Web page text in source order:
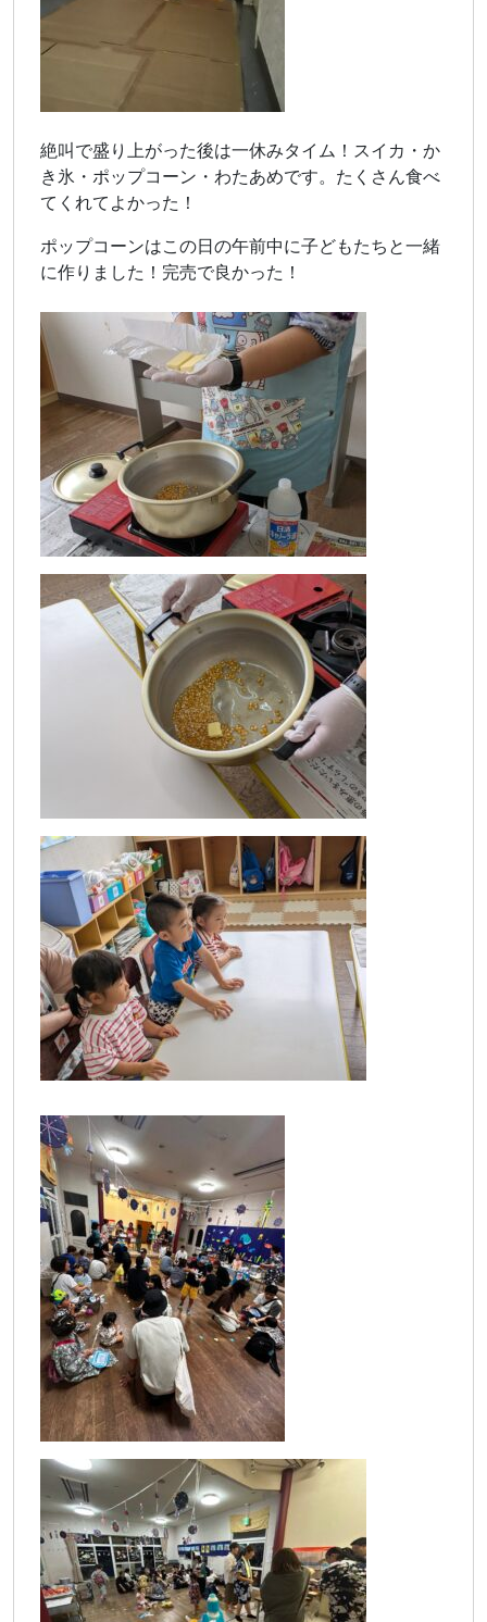
絶叫で盛り上がった後は一休みタイム！スイカ・か
き氷・ポップコーン・わたあめです。たくさん食べ
てくれてよかった！
ポップコーンはこの日の午前中に子どもたちと一緒
に作りました！完売で良かった！